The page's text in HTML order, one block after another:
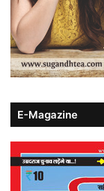
E-Magazine